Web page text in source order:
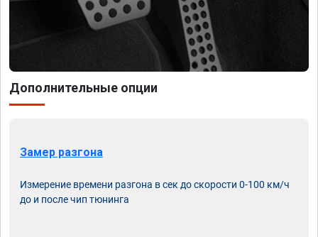
Дополнительные опции
Замер разгона
Измерение времени разгона в сек до скорости 0-100 км/ч
до и после чип тюнинга